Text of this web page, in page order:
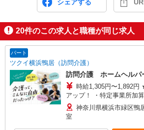
シェアする
20件のこの求人と職種が同じ求人
パート
ツクイ横浜鴨居（訪問介護）
訪問介護 ホームヘルパ
時給1,305円〜1,892円 ★土日祝日は時給100円
アップ！ ・特定事業所加
介護手当:500円/時間 ・早
時間 （18:00〜翌07:59の
神奈川県横浜市緑区
室